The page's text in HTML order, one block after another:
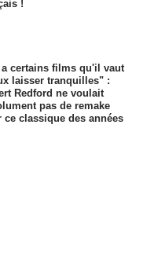
!
certains films qu'il vaut
laisser tranquilles" :
Redford ne voulait
pas de remake
ce classique des années